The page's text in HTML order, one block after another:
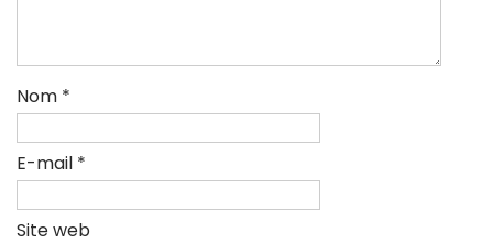
Nom *
E-mail *
Site web